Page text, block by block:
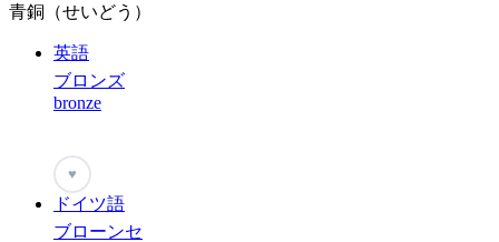
青銅（せいどう）
英語
ブロンズ
bronze
♥
ドイツ語
ブローンセ